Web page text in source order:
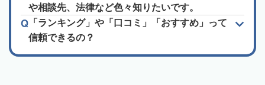
や相談先、法律など色々知りたいです。
「ランキング」や「口コミ」「おすすめ」って
信頼できるの？